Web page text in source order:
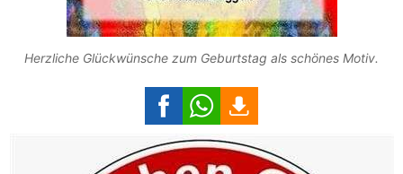
Herzliche Glückwünsche zum Geburtstag als schönes Motiv.